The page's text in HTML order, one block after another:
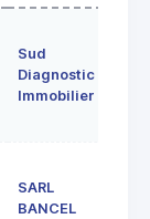
Sud
Diagnostic
Immobilier
SARL
BANCEL